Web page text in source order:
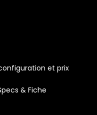
et prix
& Fiche